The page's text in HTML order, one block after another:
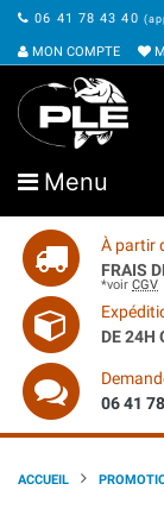
06 41 78 43 40
MON COMPTE
Menu
À partir
FRAIS
*voir CGV
DE 24H
06 41
ACCUEIL